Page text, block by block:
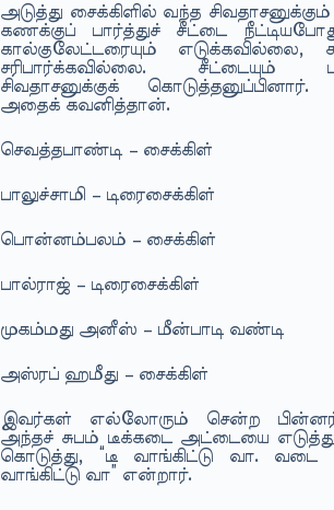
அடுத்து சைக்கிளில் வந்த
கணக்குப் பார்த்துச் சீட்டை
கால்குலேட்டரையும் எடுக்கவில்லை,
சரிபார்க்கவில்லை. சீட்டையும்
சிவதாசனுக்குக்
அதைக் கவனித்தான்.
செவத்தபாண்டி – சைக்கிள்
பாலுச்சாமி – டிரைசைக்கிள்
பொன்னம்பலம் – சைக்கிள்
பால்ராஜ் – டிரைசைக்கிள்
முகம்மது அனீஸ் – மீன்பாடி வண்டி
அஸ்ரப் ஹமீது – சைக்கிள்
இவர்கள் எல்லோரும் சென்ற பின்னர்,
அந்தச் சுபம் டீக்கடை அட்டையை
கொடுத்து, “டீ வாங்கிட்டு வா. வடை
வாங்கிட்டு வா” என்றார்.